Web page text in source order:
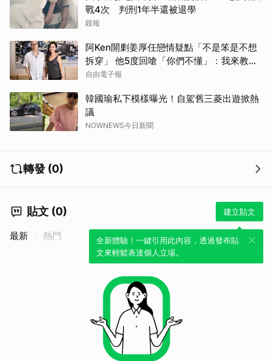
戰4次 判刑1年半還被退學
鏡報
阿Ken開剿姜厚任戀情疑點「不是笨是不想
拆穿」 他5度回嗆「你們不懂」：我來教育
你們
自由電子報
韓國瑜私下模樣曝光！自駕舊三菱出遊掀熱
議
NOWNEWS今日新聞
轉發 (0)
貼文 (0) 建立貼文
全新體驗！一鍵引用此內容，透過發布貼
文來輕鬆表達個人立場。
最新 熱門